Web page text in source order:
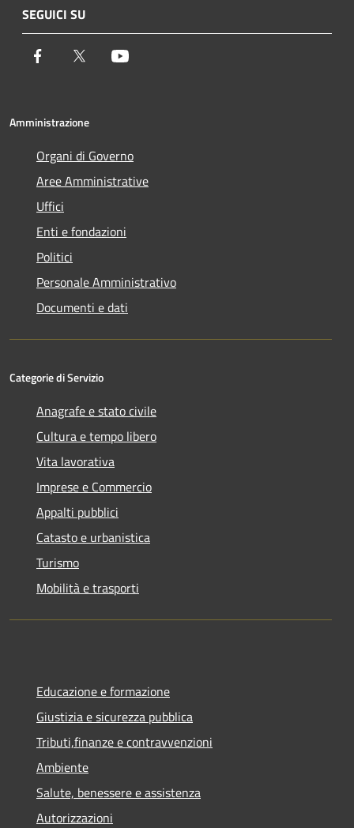
SEGUICI SU
Facebook Twitter
Amministrazione
Organi di Governo
Aree Amministrative
Uffici
Enti e fondazioni
Politici
Personale Amministrativo
Documenti e dati
Categorie di Servizio
Anagrafe e stato civile
Cultura e tempo libero
Vita lavorativa
Imprese e Commercio
Appalti pubblici
Catasto e urbanistica
Turismo
Mobilità e trasporti
Educazione e formazione
Giustizia e sicurezza pubblica
Tributi,finanze e contravvenzioni
Ambiente
Salute, benessere e assistenza
Autorizzazioni